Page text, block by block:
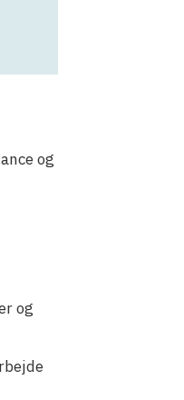
og
og